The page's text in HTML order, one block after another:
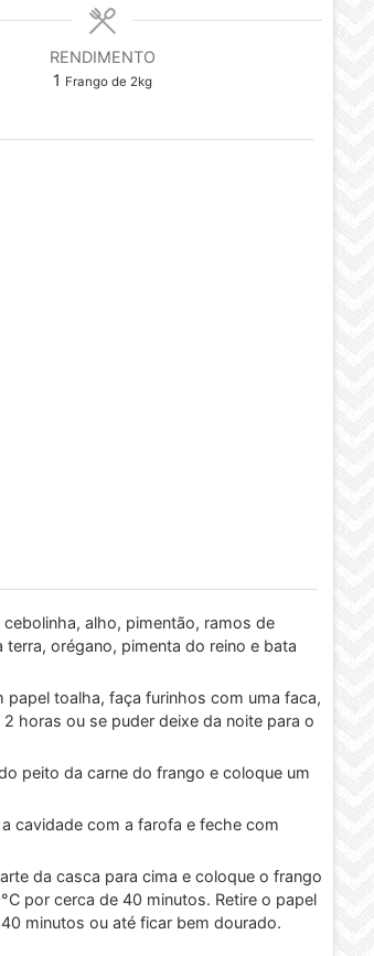
RENDIMENTO
1 Frango de 2kg
alho, pimentão, ramos de
orégano, pimenta do reino e bata
toalha, faça furinhos com uma faca,
horas ou se puder deixe da noite para o
peito da carne do frango e coloque um
cavidade com a farofa e feche com
da casca para cima e coloque o frango
por cerca de 40 minutos. Retire o papel
minutos ou até ficar bem dourado.